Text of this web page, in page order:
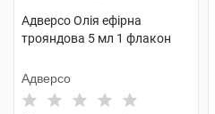
Адверсо Олія ефірна
трояндова 5 мл 1 флакон
Адверсо